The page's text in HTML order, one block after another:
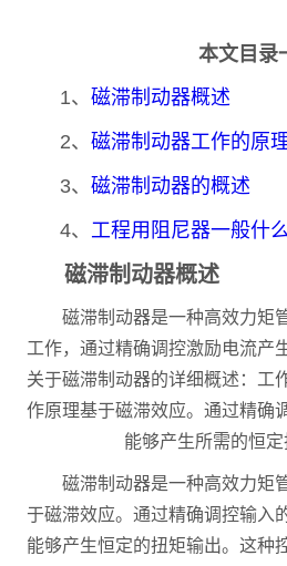
本文目录
1、 磁滞制动器概述
2、 磁滞制动器工作的原
3、 磁滞制动器的概述
4、 工程用阻尼器一般什
磁滞制动器概述
磁滞制动器是一种高效力矩
工作，通过精确调控激励电流产
关于磁滞制动器的详细概述：工
作原理基于磁滞效应。通过精确
能够产生所需的恒定
磁滞制动器是一种高效力矩
于磁滞效应。通过精确调控输入
能够产生恒定的扭矩输出。这种